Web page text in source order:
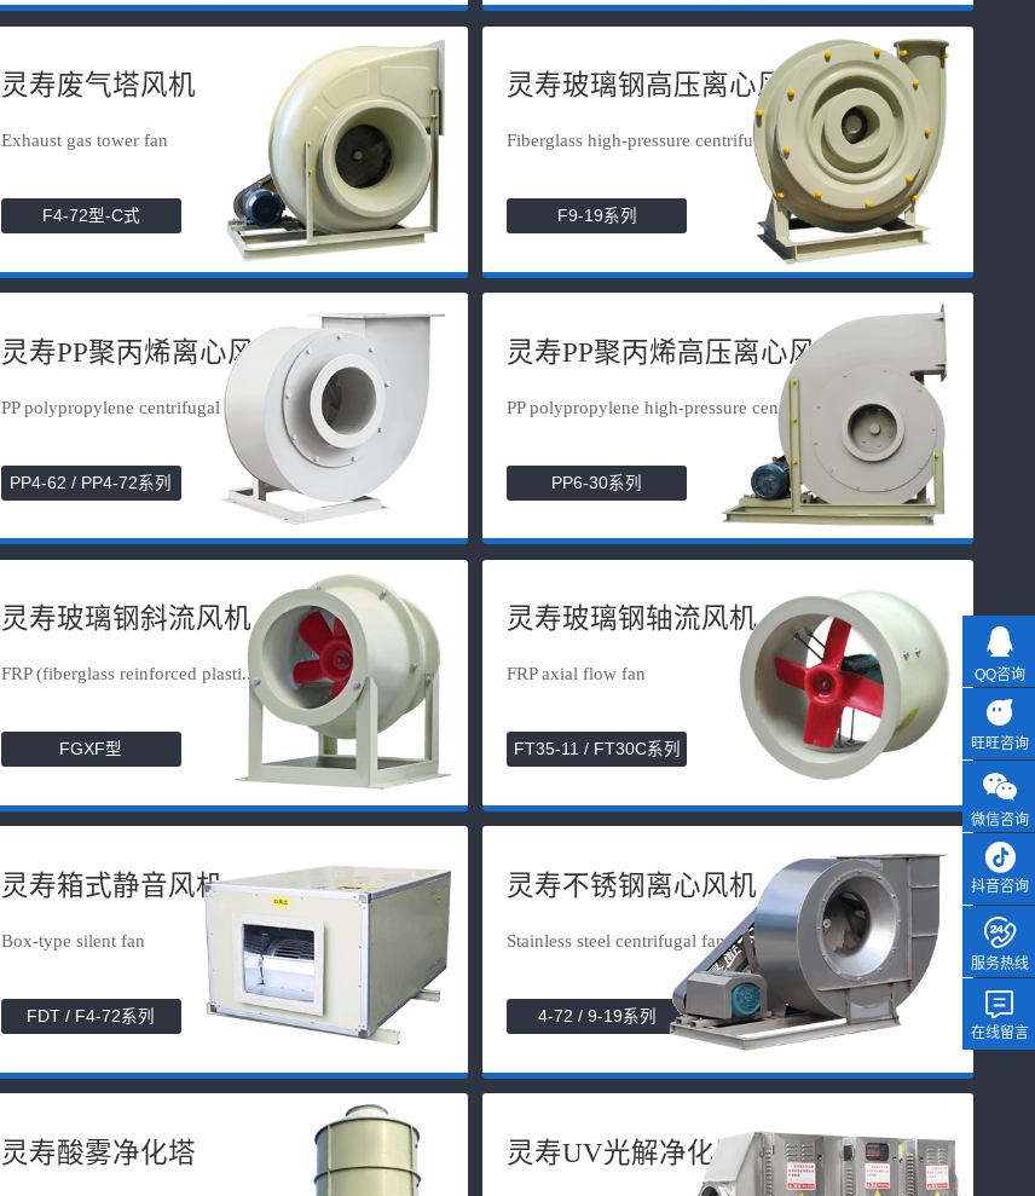
灵寿废气塔风机
Exhaust gas tower fan
F4-72型-C式
灵寿玻璃钢高压离心风机
Fiberglass high-pressure centrifuga...
F9-19系列
灵寿PP聚丙烯离心风机
PP polypropylene centrifugal fan
PP4-62 / PP4-72系列
灵寿PP聚丙烯高压离心风机
PP polypropylene high-pressure cen...
PP6-30系列
灵寿玻璃钢斜流风机
FRP (fiberglass reinforced plasti...
FGXF型
灵寿玻璃钢轴流风机
FRP axial flow fan
FT35-11 / FT30C系列
灵寿箱式静音风机
Box-type silent fan
FDT / F4-72系列
灵寿不锈钢离心风机
Stainless steel centrifugal fan
4-72 / 9-19系列
灵寿酸雾净化塔 灵寿UV光解净化器
QQ咨询
旺旺咨询
微信咨询
抖音咨询
服务热线
在线留言